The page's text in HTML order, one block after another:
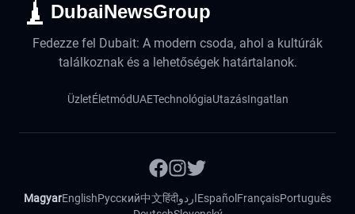
DubaiNewsGroup
Fedezze fel Dubait: A modern csoda, ahol a kultúrák
találkoznak és a lehetőségek határtalanok.
ÜzletÉletmódUAETechnológiaUtazásIngatlan
MagyarEnglishРусский中文हिंदीاردوEspañol FrançaisPortuguês